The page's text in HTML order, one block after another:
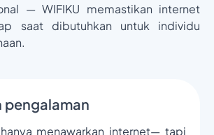
— WIFIKU memastikan internet
saat dibutuhkan untuk individu
pengalaman
menawarkan internet— tapi